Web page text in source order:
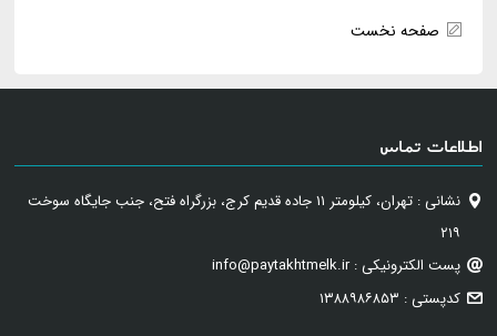
صفحه نخست
اطلاعات تماس
نشانی : تهران، کیلومتر ۱۱ جاده قدیم کرج، بزرگراه فتح، جنب جایگاه سوخت
۲۱۹
پست الکترونیکی : info@paytakhtmelk.ir
کدپستی : ۱۳۸۸۹۸۶۸۵۳